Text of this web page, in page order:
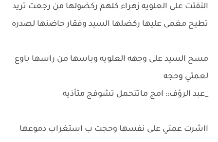
التفتت على العلويه زهراء كلهم ركضولها من رجعت تريد
تطيح مغمى عليها ركضلها السيد وفقار حاضنها لصدره
مسح السيد على وجهه العلويه وباسها من راسها باوع
لعمتي وحجه
_عبد الرؤف:: امج ماتتحمل تشوفج متأذيه
ااشرت عمتي على نفسها وحجت ب استغراب دموعها